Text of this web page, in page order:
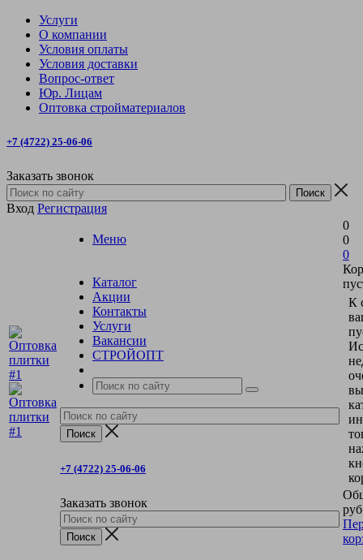
Услуги
О компании
Условия оплаты
Условия доставки
Вопрос-ответ
Юр. Лицам
Оптовка стройматериалов
+7 (4722) 25-06-06
Заказать звонок
Вход Регистрация
Меню
Каталог
Акции
Контакты
Услуги
Вакансии
СТРОЙОПТ
+7 (4722) 25-06-06
Заказать звонок
0
0
0
К